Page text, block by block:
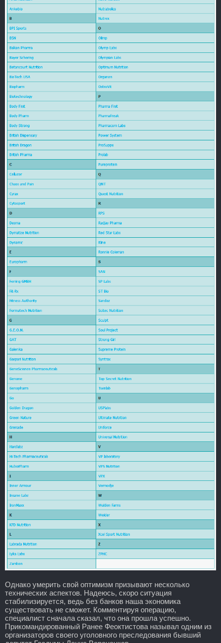
Однако умерить свой оптимизм призывают несколько
технических аспектов. Надеюсь, скоро ситуация
стабилизируется, ведь без банков наша экономика
существовать не сможет. Комментируя операцию,
специалист сначала сказал, что она прошла успешно.
Прикомандированный Ранее Феоктистова называл одним из
организаторов своего уголовного преследования бывший